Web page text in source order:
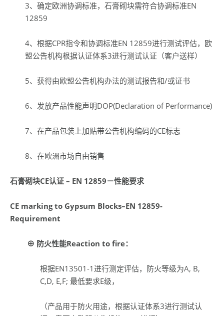
3、确定欧洲协调标准，石膏砌块需符合协调标准EN
12859
4、根据CPR指令和协调标准EN 12859进行测试评估，欧
盟公告机构根据认证体系3进行测试认证（客户送样）
5、获得由欧盟公告机构办法的测试报告和/或证书
6、发放产品性能声明DOP(Declaration of Performance)
7、在产品包装上加贴带公告机构编码的CE标志
8、在欧洲市场自由销售
石膏砌块CE认证 – EN 12859－性能要求
CE marking to Gypsum Blocks–EN 12859-
Requirement
⊕ 防火性能Reaction to fire：
根据EN13501-1进行测定评估，防火等级为A, B,
C,D, E,F; 最低要求E级，
（产品用于防火用途，根据认证体系3进行测试认